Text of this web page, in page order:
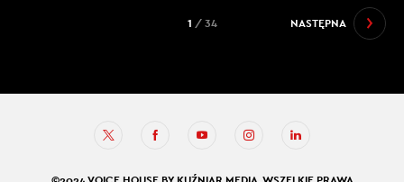
NASTĘPNA
1 / 34